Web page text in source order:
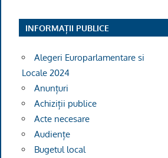
INFORMAȚII PUBLICE
Alegeri Europarlamentare si
Locale 2024
Anunțuri
Achiziții publice
Acte necesare
Audiențe
Bugetul local